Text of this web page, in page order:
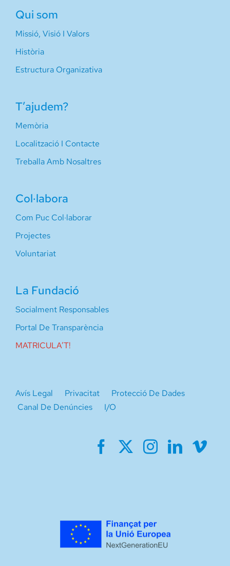
Qui som
Missió, Visió I Valors
Història
Estructura Organizativa
T’ajudem?
Memòria
Localització I Contacte
Treballa Amb Nosaltres
Col·labora
Com Puc Col·laborar
Projectes
Voluntariat
La Fundació
Socialment Responsables
Portal De Transparència
MATRICULA’T!
Avís Legal Privacitat
Protecció De Dades
Canal De Denúncies
I/O